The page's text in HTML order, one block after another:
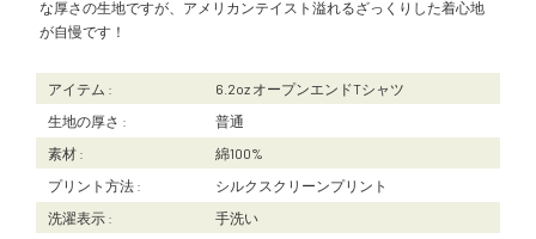
な厚さの生地ですが、アメリカンテイスト溢れるざっくりした着心地
が自慢です！
アイテム :
6.2oz オープンエンドTシャツ
生地の厚さ :
普通
素材 :
綿100%
プリント方法 :
シルクスクリーンプリント
洗濯表示 :
手洗い